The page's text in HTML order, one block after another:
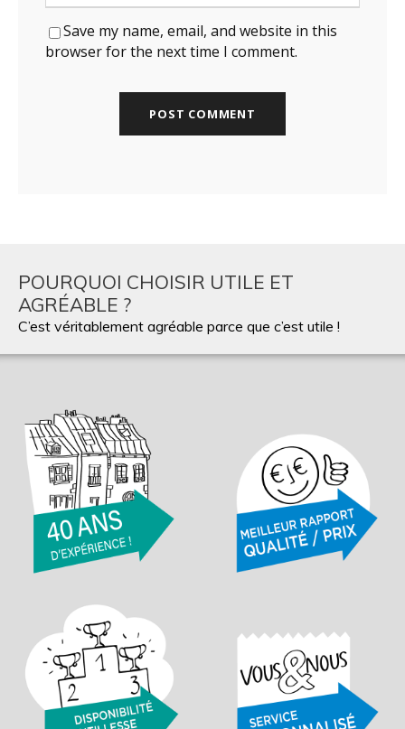
Save my name, email, and website in this
browser for the next time I comment.
POURQUOI CHOISIR UTILE ET
AGRÉABLE ?
C’est véritablement agréable parce que c’est utile !